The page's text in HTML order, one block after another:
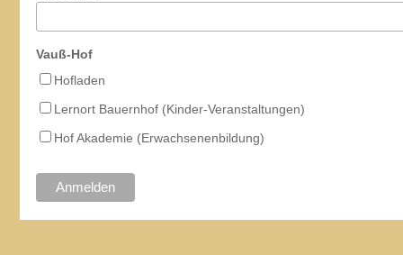
Vauß-Hof
Hofladen
Lernort Bauernhof (Kinder-Veranstaltungen)
Hof Akademie (Erwachsenenbildung)